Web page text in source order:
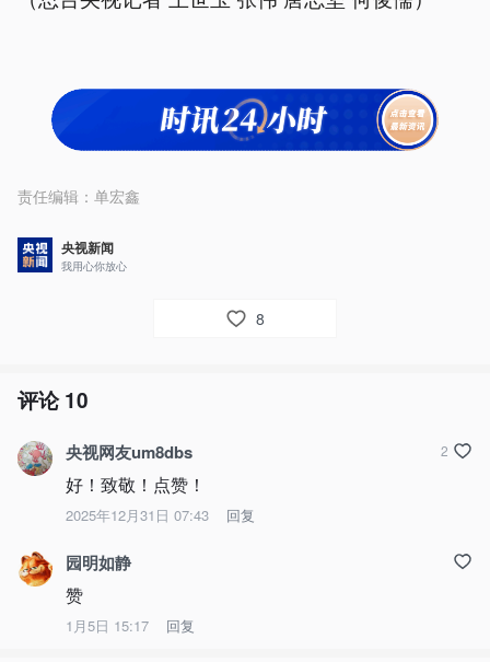
责任编辑： 单宏鑫
央视新闻
我用心你放心
8
评论10
央视网友um8dbs
好！致敬！点赞！
2025年12月31日 07:43 回复
2
园明如静
赞
1月5日 15:17 回复